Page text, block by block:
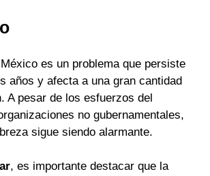
es un problema que persiste
años y afecta a una gran cantidad
A pesar de los esfuerzos del
no gubernamentales,
sigue siendo alarmante.
, es importante destacar que la